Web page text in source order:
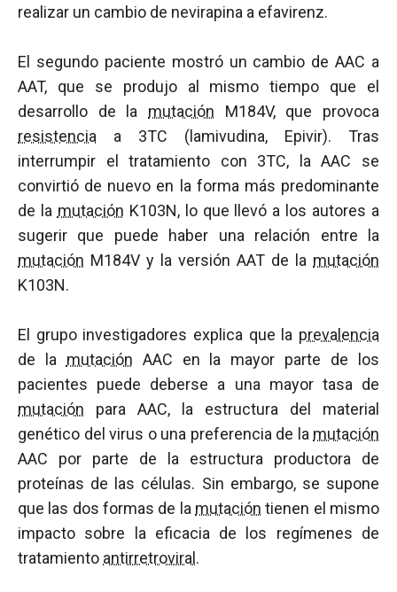
realizar un cambio de nevirapina a efavirenz.
El segundo paciente mostró un cambio de AAC a
AAT, que se produjo al mismo tiempo que el
desarrollo de la mutación M184V, que provoca
resistencia a 3TC (lamivudina, Epivir). Tras
interrumpir el tratamiento con 3TC, la AAC se
convirtió de nuevo en la forma más predominante
de la mutación K103N, lo que llevó a los autores a
sugerir que puede haber una relación entre la
mutación M184V y la versión AAT de la mutación
K103N.
El grupo investigadores explica que la prevalencia
de la mutación AAC en la mayor parte de los
pacientes puede deberse a una mayor tasa de
mutación para AAC, la estructura del material
genético del virus o una preferencia de la mutación
AAC por parte de la estructura productora de
proteínas de las células. Sin embargo, se supone
que las dos formas de la mutación tienen el mismo
impacto sobre la eficacia de los regímenes de
tratamiento antirretroviral .